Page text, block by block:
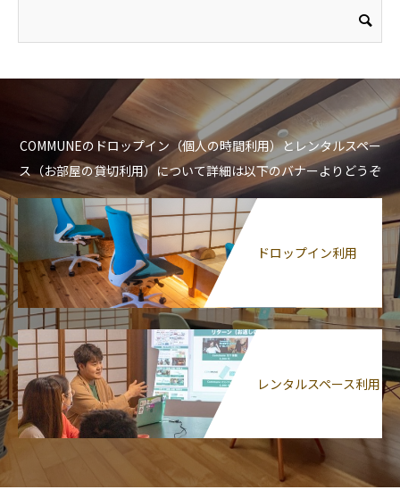
COMMUNEのドロップイン（個人の時間利用）とレンタルスペー
ス（お部屋の貸切利用）について詳細は以下のバナーよりどうぞ
ドロップイン利用
レンタルスペース利用